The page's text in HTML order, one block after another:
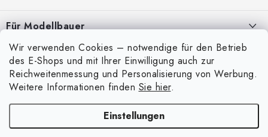
Wir verwenden Cookies – notwendige für den Betrieb
des E-Shops und mit Ihrer Einwilligung auch zur
Reichweitenmessung und Personalisierung von Werbung.
Weitere Informationen finden Sie hier.
Einstellungen
e
i
l
ANMELDUNG
Über uns
Meine Bestellung
Kontakte
Versand und Bezahlung
Bedingungen und Konditionen
Datenschutzbestimmungen
Für Modellbauer
Modellfarben-Umrechner
Art Scale Modellbau-Glossar
Mein Konto
Anmelden
Registrierung
Bestellhistorie
. Alle Rechte vorbehalten.